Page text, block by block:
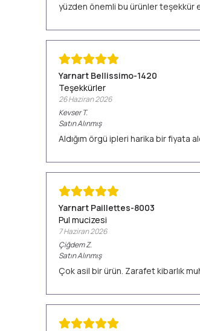
yüzden önemli bu ürünler teşekkür
Yarnart Bellissimo-1420
Teşekkürler
26 Haziran 2026
Kevser T.
Satın Alınmış
Aldığım örgü ipleri harika bir fiyata
Yarnart Paillettes-8003
Pul mucizesi
7 Haziran 2026
ÇiğdemZ.
Satın Alınmış
Çok asil bir ürün. Zarafet kibarlık